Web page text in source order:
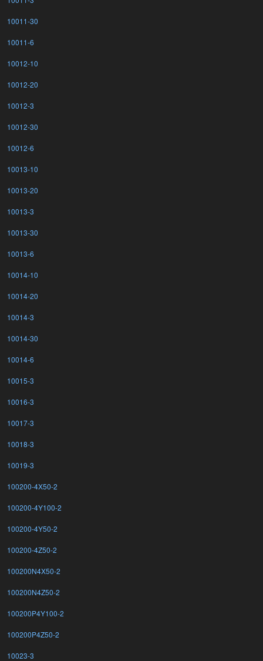
10011-30
10011-6
10012-10
10012-20
10012-3
10012-30
10012-6
10013-10
10013-20
10013-3
10013-30
10013-6
10014-10
10014-20
10014-3
10014-30
10014-6
10015-3
10016-3
10017-3
10018-3
10019-3
100200-4X50-2
100200-4Y100-2
100200-4Y50-2
100200-4Z50-2
100200N4X50-2
100200N4Z50-2
100200P4Y100-2
100200P4Z50-2
10023-3